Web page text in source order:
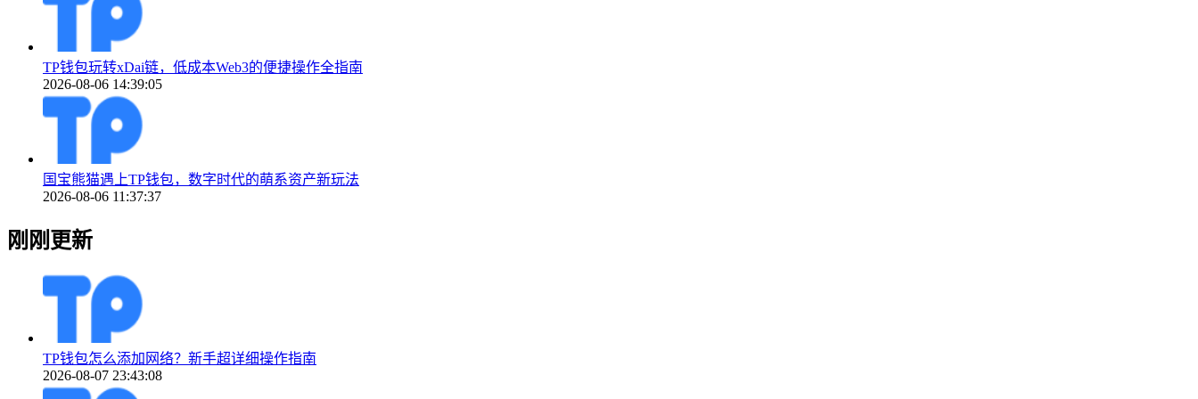
TP钱包玩转xDai链，低成本Web3的便捷操作全指南
2026-08-06 14:39:05
国宝熊猫遇上TP钱包，数字时代的萌系资产新玩法
2026-08-06 11:37:37
刚刚更新
TP钱包怎么添加网络？新手超详细操作指南
2026-08-07 23:43:08